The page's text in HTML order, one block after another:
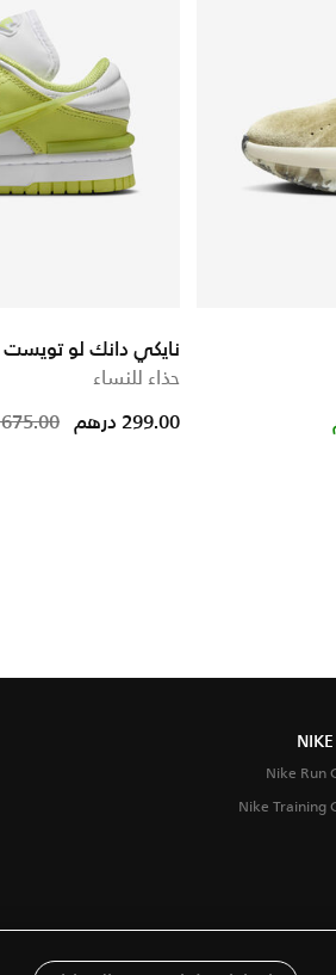
نايكي دانك لو تويست
حذاء للنساء
Price reduced from675.00 درهم to 299.00 درهم